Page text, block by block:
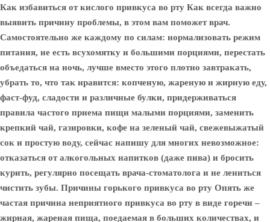
Как избавиться от кислого привкуса во рту Как всегда важно
выявить причину проблемы, в этом вам поможет врач.
Самостоятельно же каждому по силам: нормализовать режим
питания, не есть всухомятку и большими порциями, перестать
объедаться на ночь, лучше вместо этого плотно завтракать,
убрать то, что так нравится: копченую, жареную и жирную еду,
фаст-фуд, сладости и различные булки, придерживаться
правила частого приема пищи малыми порциями, заменить
крепкий чай, газировки, кофе на зеленый чай, свежевыжатый
сок и простую воду, сейчас напишу для многих невозможное:
отказаться от алкогольных напитков (даже пива) и бросить
курить, регулярно посещать врача-стоматолога и не лениться
чистить зубы. Причины горького привкуса во рту Опять же
частая причина неприятного привкуса во рту в виде горечи –
жирная, жареная пища, поедаемая в больших количествах, и